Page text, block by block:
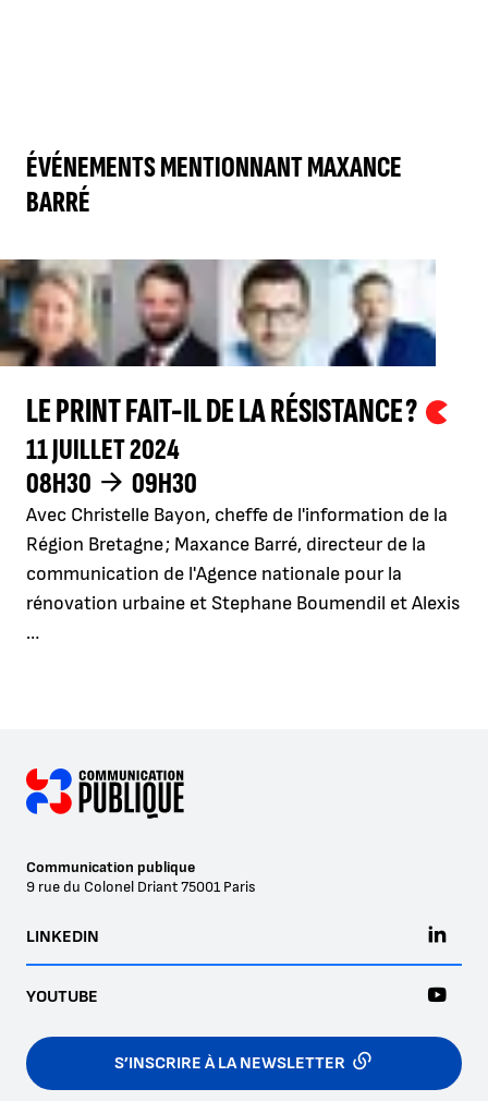
ÉVÉNEMENTS MENTIONNANT MAXANCE
BARRÉ
LE PRINT FAIT-IL DE LA RÉSISTANCE ?
11 JUILLET 2024
08H30
09H30
Avec Christelle Bayon, cheffe de l'information de la
Région Bretagne ; Maxance Barré, directeur de la
communication de l'Agence nationale pour la
rénovation urbaine et Stephane Boumendil et Alexis
…
Communication publique
9 rue du Colonel Driant75001 Paris
S’INSCRIRE À LA NEWSLETTER
LINKEDIN
YOUTUBE